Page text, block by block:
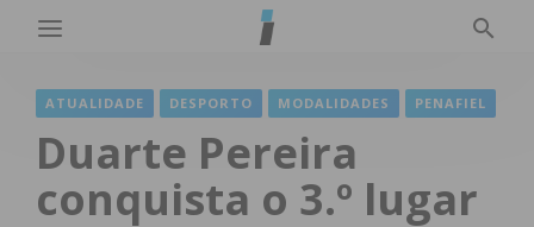
ATUALIDADE DESPORTO MODALIDADES PENAFIEL
Duarte Pereira
conquista o 3.º lugar